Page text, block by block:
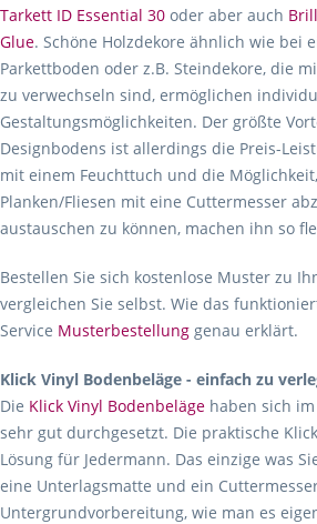
Tarkett ID Essential 30 oder aber auch
Glue. Schöne Holzdekore ähnlich wie bei
Parkettboden oder z.B. Steindekore, die
zu verwechseln sind, ermöglichen
Gestaltungsmöglichkeiten. Der größte
Designbodens ist allerdings die Preis-
mit einem Feuchttuch und die
Planken/Fliesen mit eine Cuttermesser
austauschen zu können, machen ihn so
Bestellen Sie sich kostenlose Muster zu
vergleichen Sie selbst. Wie das
Service Musterbestellung genau erklärt.
Klick Vinyl Bodenbeläge - einfach zu
Die Klick Vinyl Bodenbeläge haben sich
sehr gut durchgesetzt. Die praktische
Lösung für Jedermann. Das einzige was
eine Unterlagsmatte und ein
Untergrundvorbereitung, wie man es